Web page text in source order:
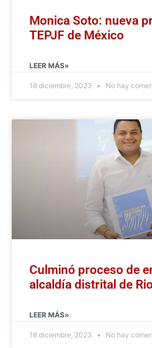
Monica Soto: nueva
TEPJF de México
LEER MÁS»
18 diciembre, 2023 No hay
Culminó proceso de
alcaldía distrital de
LEER MÁS»
18 diciembre, 2023 No hay